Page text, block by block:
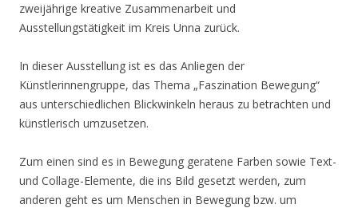
zweijährige kreative Zusammenarbeit und
Ausstellungstätigkeit im Kreis Unna zurück.
In dieser Ausstellung ist es das Anliegen der
Künstlerinnengruppe, das Thema „Faszination Bewegung“
aus unterschiedlichen Blickwinkeln heraus zu betrachten und
künstlerisch umzusetzen.
Zum einen sind es in Bewegung geratene Farben sowie Text-
und Collage-Elemente, die ins Bild gesetzt werden, zum
anderen geht es um Menschen in Bewegung bzw. um